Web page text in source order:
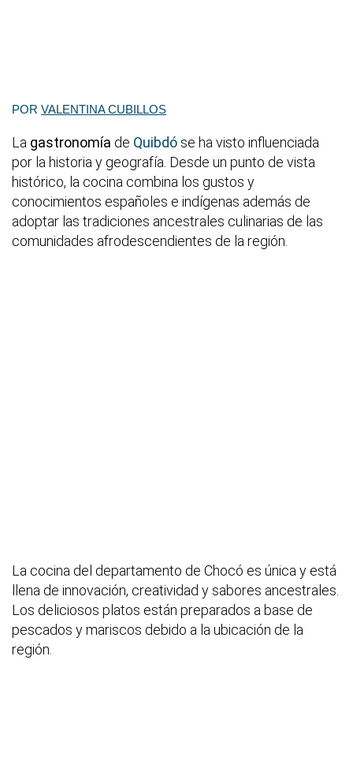
POR VALENTINA CUBILLOS
La gastronomía de Quibdó se ha visto influenciada
por la historia y geografía. Desde un punto de vista
histórico, la cocina combina los gustos y
conocimientos españoles e indígenas además de
adoptar las tradiciones ancestrales culinarias de las
comunidades afrodescendientes de la región.
La cocina del departamento de Chocó es única y está
llena de innovación, creatividad y sabores ancestrales.
Los deliciosos platos están preparados a base de
pescados y mariscos debido a la ubicación de la
región.